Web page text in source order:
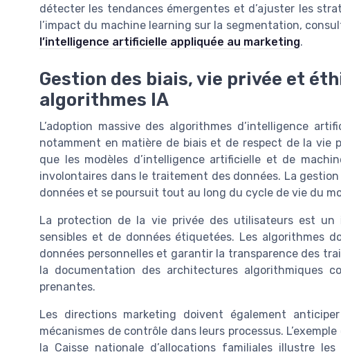
détecter les tendances émergentes et d’ajuster les
l’impact du machine learning sur la segmentation,
l’intelligence artificielle appliquée au marketing.
Gestion des biais, vie privée et
algorithmes IA
L’adoption massive des algorithmes d’intelligence
notamment en matière de biais et de respect de la vie
que les modèles d’intelligence artificielle et de
involontaires dans le traitement des données. La
données et se poursuit tout au long du cycle de vie du
La protection de la vie privée des utilisateurs est un
sensibles et de données étiquetées. Les algorithmes
données personnelles et garantir la transparence des
la documentation des architectures algorithmiques
prenantes.
Les directions marketing doivent également
mécanismes de contrôle dans leurs processus.
la Caisse nationale d’allocations familiales illustre